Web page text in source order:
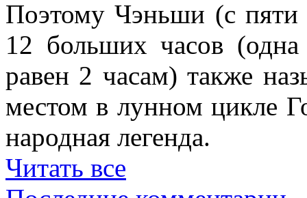
Поэтому Чэньши (с пяти
12 больших часов (одна
равен 2 часам) также
местом в лунном цикле
народная легенда.
Читать все